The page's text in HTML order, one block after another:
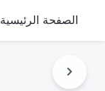
الصفحة الرئيسية